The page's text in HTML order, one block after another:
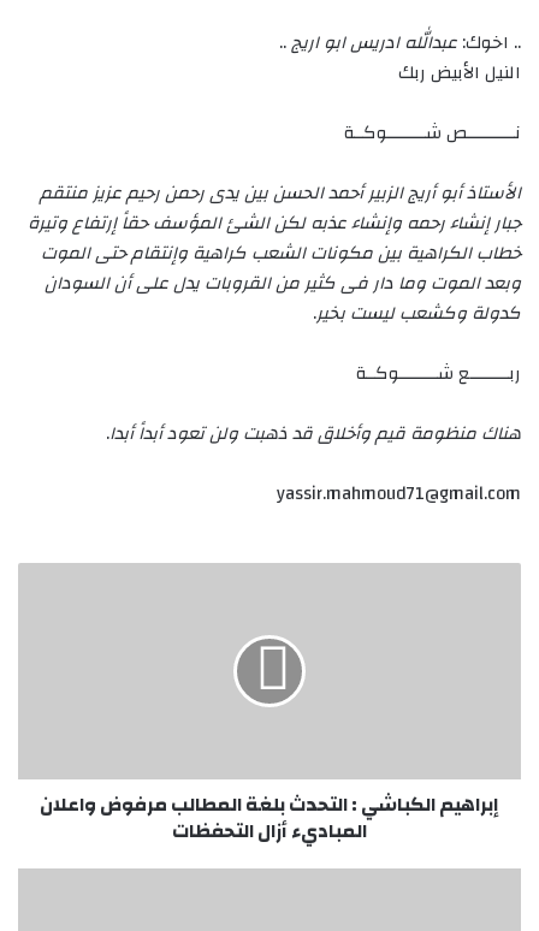
.. اخوك:عبدالله ادريس ابو اريج..
النيل الأبيض ربك
نــــــــــص شــــــــوكــة
الأستاذ أبو أريج الزبير أحمد الحسن بين يدى رحمن رحيم عزيز منتقم
جبار إنشاء رحمه وإنشاء عذبه لكن الشئ المؤسف حقاً إرتفاع وتيرة
خطاب الكراهية بين مكونات الشعب كراهية وإنتقام حتى الموت
وبعد الموت وما دار فى كثير من القروبات يدل على أن السودان
كدولة وكشعب ليست بخير.
ربــــــــع شــــــــوكــة
هناك منظومة قيم وأخلاق قد ذهبت ولن تعود أبداً أبدا.
yassir.mahmoud71@gmail.com
إبراهيم
المباديء
التحفظات
إبراهيم الكباشي : التحدث بلغة المطالب مرفوض واعلان
المباديء أزال التحفظات